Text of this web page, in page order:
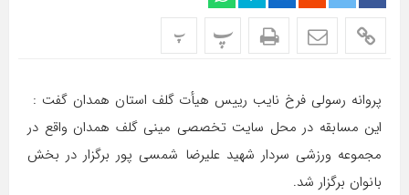
پ پ
پروانه رسولی فرخ نایب رییس هیأت گلف استان همدان گفت :
این مسابقه در محل سایت تخصصی مینی گلف همدان واقع در
مجموعه ورزشی سردار شهید علیرضا شمسی پور برگزار در بخش
بانوان برگزار شد.